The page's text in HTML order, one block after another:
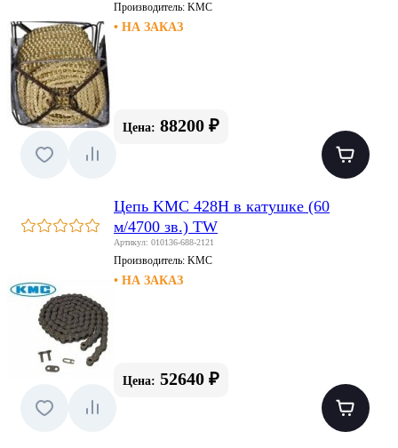
Производитель: KMC
• НА ЗАКАЗ
Цена: 88200 ₽
Цепь KMC 428H в катушке (60
м/4700 зв.) TW
Артикул: 010136-688-2121
Производитель: KMC
• НА ЗАКАЗ
Цена: 52640 ₽